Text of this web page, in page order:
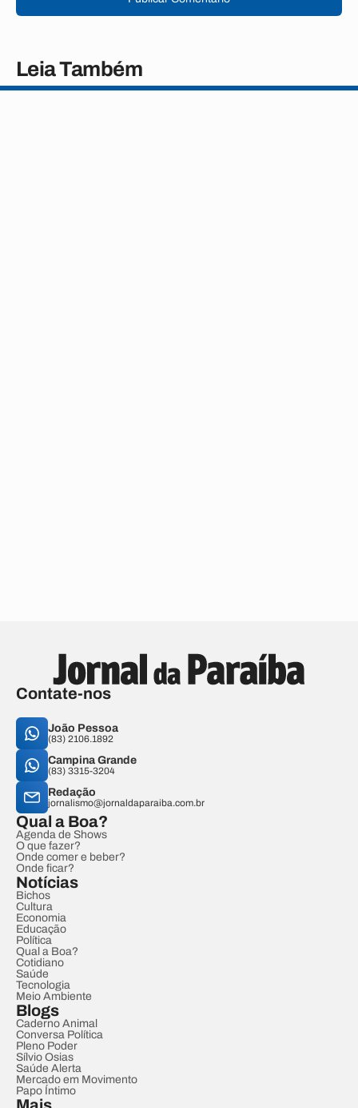
Leia Também
Contate-nos
João Pessoa
(83) 2106.1892
Campina Grande
(83) 3315-3204
Redação
jornalismo@jornaldaparaiba.com.br
Qual a Boa?
Agenda de Shows
O que fazer?
Onde comer e beber?
Onde ficar?
Notícias
Bichos
Cultura
Economia
Educação
Política
Qual a Boa?
Cotidiano
Saúde
Tecnologia
Meio Ambiente
Blogs
Caderno Animal
Conversa Política
Pleno Poder
Sílvio Osias
Saúde Alerta
Mercado em Movimento
Papo Íntimo